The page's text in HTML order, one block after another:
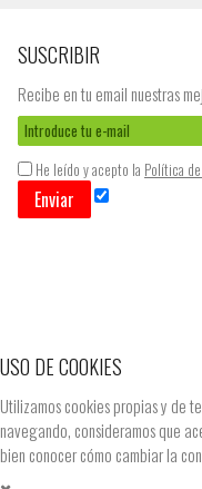
SUSCRIBIR
Recibe en tu email nuestras
He leído y acepto la Política
Enviar
USO DE COOKIES
Utilizamos cookies propias y de
navegando, consideramos que
bien conocer cómo cambiar la